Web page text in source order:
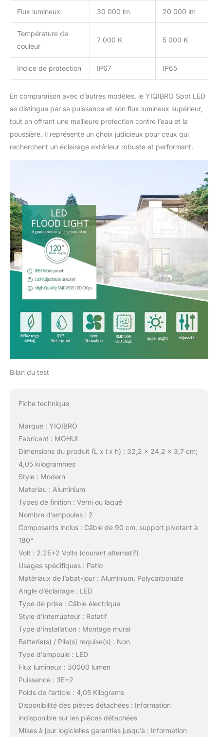
pouvez profiter de son
performances.
Flux lumineux 30 000 lm 20 000 lm
Température de
couleur
7 000 K 5 000 K
Indice de protection IP67 IP65
En comparaison avec d’autres modèles, le YIQIBRO Spot LED
se distingue par sa puissance et son flux lumineux supérieur,
tout en offrant une meilleure protection contre l’eau et la
poussière. Il représente un choix judicieux pour ceux qui
recherchent un éclairage extérieur robuste et performant.
Bilan du test
Fiche technique
Marque : YIQIBRO
Fabricant : MOHUI
Dimensions du produit (L x l x h) : 32,2 x 24,2 x 3,7 cm;
4,05 kilogrammes
Style : Modern
Materiau : Aluminium
Types de finition : Verni ou laqué
Nombre d’ampoules : 2
Composants inclus : Câble de 90 cm, support pivotant à
180°
Volt : 2.2E+2 Volts (courant alternatif)
Usages spécifiques : Patio
Matériaux de l’abat-jour : Aluminium, Polycarbonate
Angle d’éclairage : LED
Type de prise : Câble électrique
Style d’interrupteur : Rotatif
Type d’installation : Montage mural
Batterie(s) / Pile(s) requise(s) : Non
Type d’ampoule : LED
Flux lumineux : 30000 lumen
Puissance : 3E+2
Poids de l’article : 4,05 Kilograms
Disponibilité des pièces détachées : Information
indisponible sur les pièces détachées
Mises à jour logicielles garanties jusqu’à : Information